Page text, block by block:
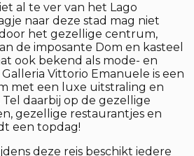
al te ver van het Lago
naar deze stad mag niet
het gezellige centrum,
de imposante Dom en kasteel
ook bekend als mode- en
Vittorio Emanuele is een
met een luxe uitstraling en
daarbij op de gezellige
gezellige restaurantjes en
een topdag!
deze reis beschikt iedere